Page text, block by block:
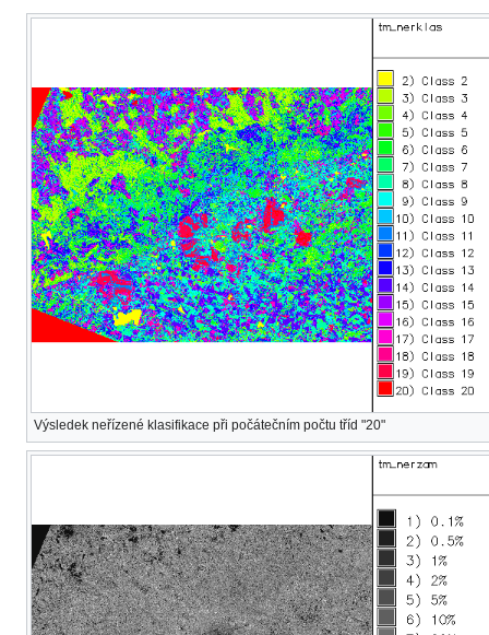
Výsledek neřízené klasifikace při počátečním počtu tříd "20"